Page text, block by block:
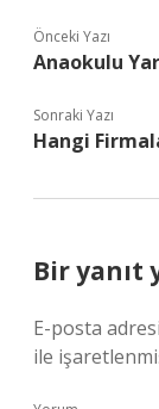
Önceki Yazı
Anaokulu
Sonraki Yazı
Hangi
Bir yanıt
E-posta
ile